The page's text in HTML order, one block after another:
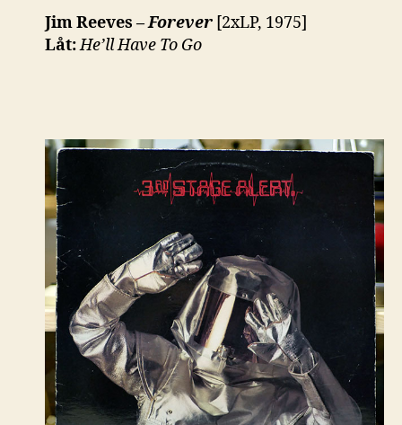
Jim Reeves –Forever [2xLP, 1975]
Låt:He’ll Have To Go